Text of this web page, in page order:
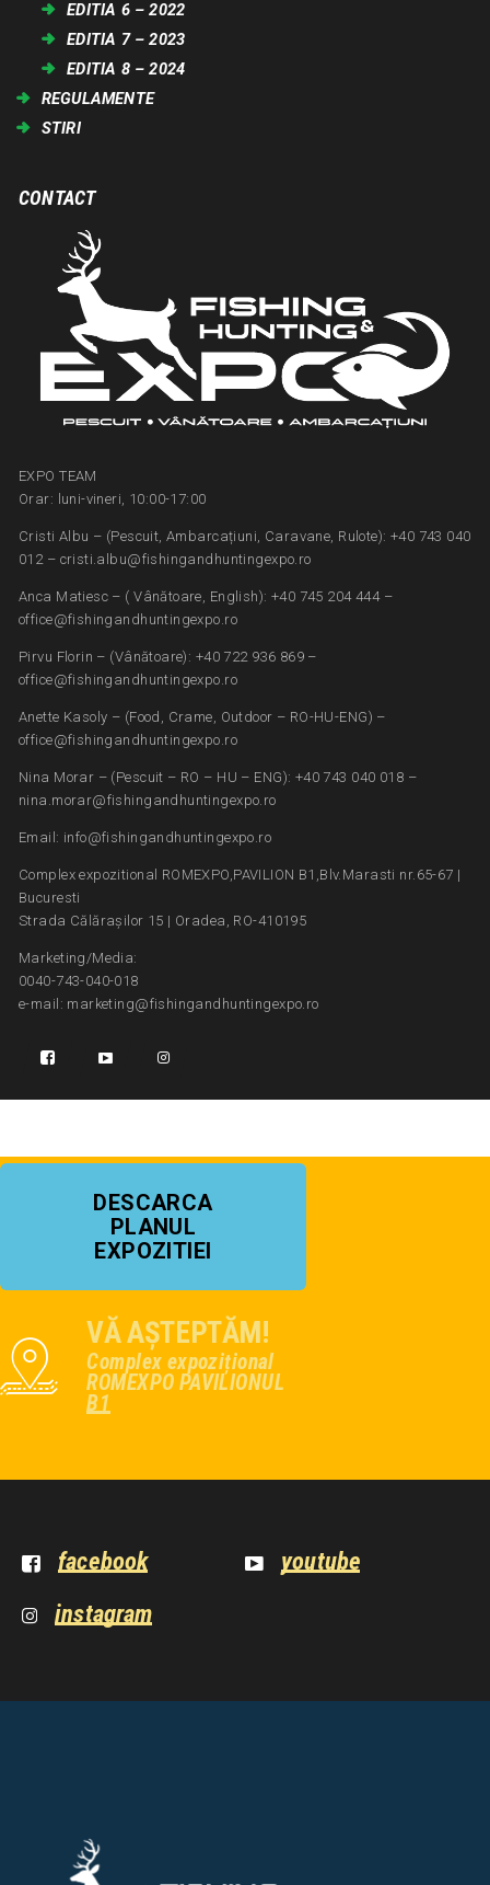
EDITIA 6 – 2022
EDITIA 7 – 2023
EDITIA 8 – 2024
REGULAMENTE
STIRI
CONTACT
EXPO TEAM
Orar: luni-vineri, 10:00-17:00
Cristi Albu – (Pescuit, Ambarcațiuni, Caravane, Rulote): +40 743 040
012 – cristi.albu@fishingandhuntingexpo.ro
Anca Matiesc – ( Vânătoare, English): +40 745 204 444 –
office@fishingandhuntingexpo.ro
Pirvu Florin – (Vânătoare): +40 722 936 869 –
office@fishingandhuntingexpo.ro
Anette Kasoly – (Food, Crame, Outdoor – RO-HU-ENG) –
office@fishingandhuntingexpo.ro
Nina Morar – (Pescuit – RO – HU – ENG): +40 743 040 018 –
nina.morar@fishingandhuntingexpo.ro
Email: info@fishingandhuntingexpo.ro
Complex expozitional ROMEXPO,PAVILION B1,Blv.Marasti nr.65-67 |
Bucuresti
Strada Călărașilor 15 | Oradea, RO-410195
Marketing/Media:
0040-743-040-018
e-mail: marketing@fishingandhuntingexpo.ro
DESCARCA
PLANUL
EXPOZITIEI
VĂ AȘTEPTĂM!
Complex expozițional
ROMEXPO PAVILIONUL
B1
facebook
youtube
instagram